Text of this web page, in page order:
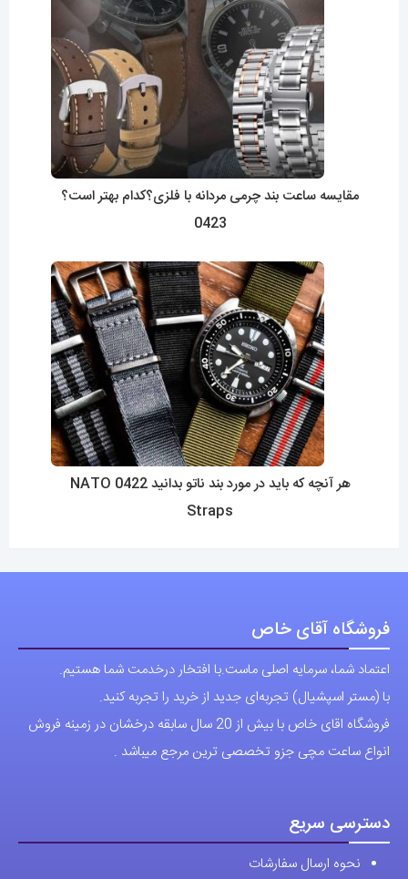
مقایسه ساعت بند چرمی مردانه با فلزی؟کدام بهتر است؟
0423
هر آنچه که باید در مورد بند ناتو بدانید 0422 NATO
Straps
فروشگاه آقای خاص
اعتماد شما، سرمایه اصلی ماست.با افتخار درخدمت شما هستیم.
با (مستر اسپشیال) تجربه‌ای جدید از خرید را تجربه کنید.
فروشگاه اقای خاص با بیش از 20 سال سابقه درخشان در زمینه فروش
انواع ساعت مچی جزو تخصصی ترین مرجع میباشد .
دسترسی سریع
نحوه ارسال سفارشات